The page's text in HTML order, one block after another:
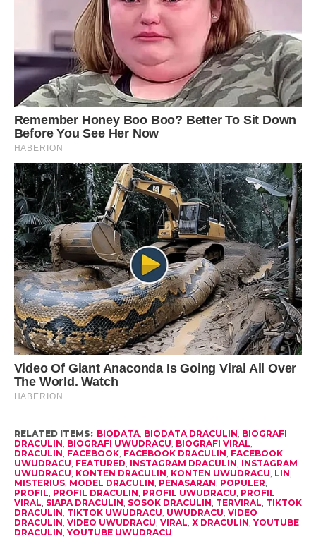
RELATED ITEMS: BIODATA, BIODATA DRACULIN, BIOGRAFI
DRACULIN, BIOGRAFI UWUDRACU, BIOGRAFI VIRAL,
DRACULIN, FACEBOOK, FACEBOOK DRACULIN, FACEBOOK
UWUDRACU, FEATURED, INSTAGRAM DRACULIN, INSTAGRAM
UWUDRACU, KONTEN DRACULIN, KONTEN UWUDRACU, LIN,
MISTERIUS, MODEL DRACULIN, PENASARAN, POPULER,
PROFIL, PROFIL DRACULIN, PROFIL UWUDRACU, PROFIL
VIRAL, SIAPA DRACULIN, SOSOK DRACULIN, TERVIRAL, TIKTOK
DRACULIN, TIKTOK UWUDRACU, UWUDRACU, VIDEO
DRACULIN, VIDEO UWUDRACU, VIRAL, X DRACULIN, YOUTUBE
DRACULIN, YOUTUBE UWUDRACU